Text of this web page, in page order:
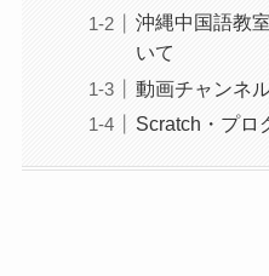
沖縄中国語教
いて
動画チャンネ
Scratch・プロ